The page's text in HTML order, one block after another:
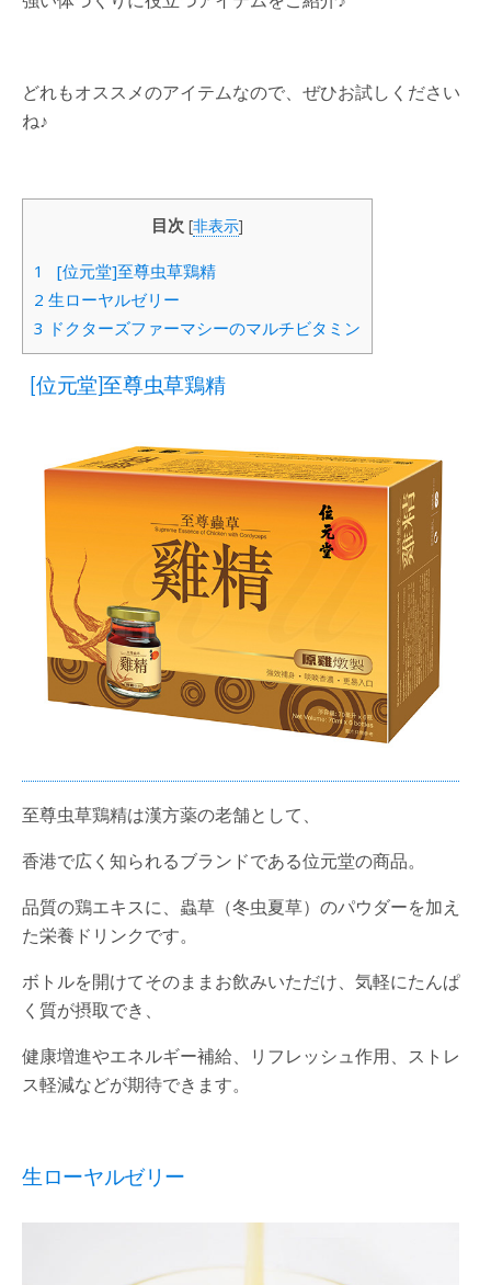
どれもオススメのアイテムなので、ぜひお試しください
ね♪
目次 [非表示]
1
[位元堂]至尊虫草鶏精
2 生ローヤルゼリー
3 ドクターズファーマシーのマルチビタミン
[位元堂]至尊虫草鶏精
至尊虫草鶏精は漢方薬の老舗として、
香港で広く知られるブランドである位元堂の商品。
品質の鶏エキスに、蟲草（冬虫夏草）のパウダーを加え
た栄養ドリンクです。
ボトルを開けてそのままお飲みいただけ、気軽にたんぱ
く質が摂取でき、
健康増進やエネルギー補給、リフレッシュ作用、ストレ
ス軽減などが期待できます。
生ローヤルゼリー